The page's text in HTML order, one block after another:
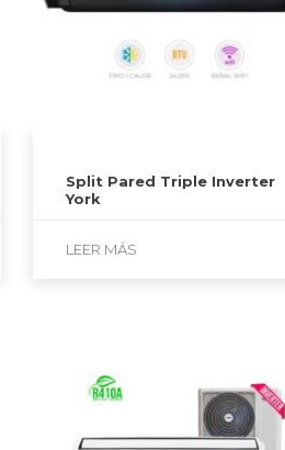
Split Pared Triple Inverter
York
LEER MÁS